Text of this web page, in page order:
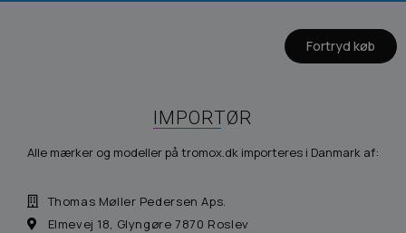
Fortryd køb
IMPORTØR
Alle mærker og modeller på tromox.dk importeres i Danmark af:
Thomas Møller Pedersen Aps.
Elmevej 18, Glyngøre 7870 Roslev